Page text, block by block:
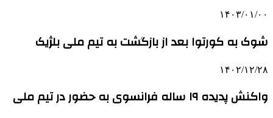
۱۴۰۳/۰۱/۰۰
شوک به کورتوا بعد از بازگشت به تیم ملی بلژیک
۱۴۰۲/۱۲/۲۸
واکنش پدیده ۱۹ ساله فرانسوی به حضور در تیم ملی